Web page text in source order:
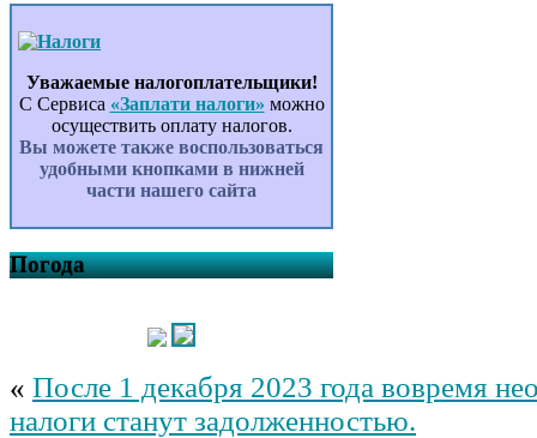
Уважаемые налогоплательщики!
С Сервиса «Заплати налоги» можно
осуществить оплату налогов.
Вы можете также воспользоваться
удобными кнопками в нижней
части нашего сайта
Погода
« После 1 декабря 2023 года вовремя
налоги станут задолженностью.